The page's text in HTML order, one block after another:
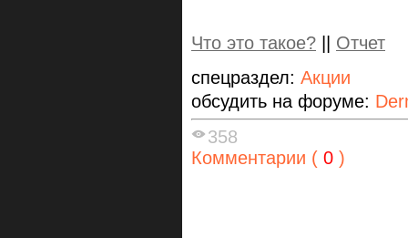
Что это такое?
Отчет
спецраздел: Акции
обсудить на форуме:
358
Комментарии ( 0 )